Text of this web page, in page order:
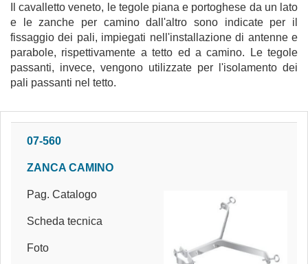
Il cavalletto veneto, le tegole piana e portoghese da un lato
e le zanche per camino dall'altro sono indicate per il
fissaggio dei pali, impiegati nell'installazione di antenne e
parabole, rispettivamente a tetto ed a camino. Le tegole
passanti, invece, vengono utilizzate per l'isolamento dei
pali passanti nel tetto.
07-560
ZANCA CAMINO
Pag. Catalogo
Scheda tecnica
Foto